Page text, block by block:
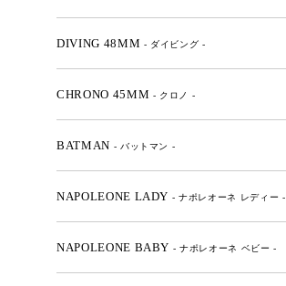
DIVING 48MM - ダイビング -
CHRONO 45MM - クロノ -
BATMAN - バットマン -
NAPOLEONE LADY - ナポレオーネ レディー -
NAPOLEONE BABY - ナポレオーネ ベビー -